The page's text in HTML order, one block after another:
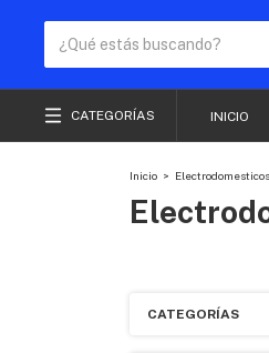
CATEGORÍAS INICIO
Inicio > Electrodomesticos
CATEGORÍAS